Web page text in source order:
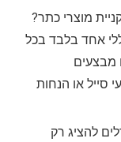
מוצרי כתר?
אחד בלבד בכל
מבצעים
סייל או הנחות
להציג רק